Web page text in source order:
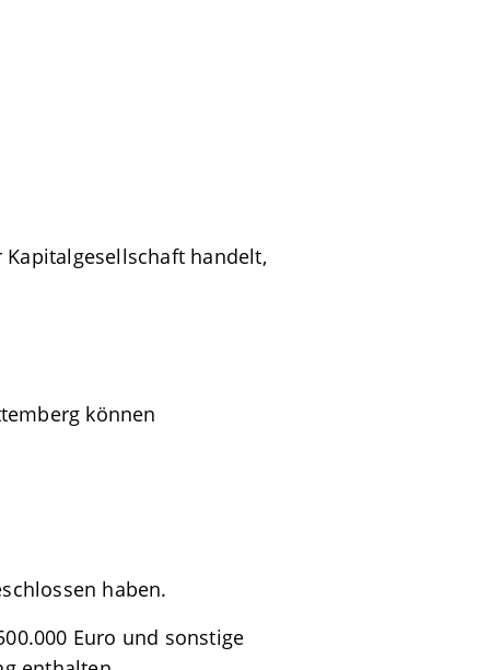
handelt,
können
haben.
Euro und sonstige